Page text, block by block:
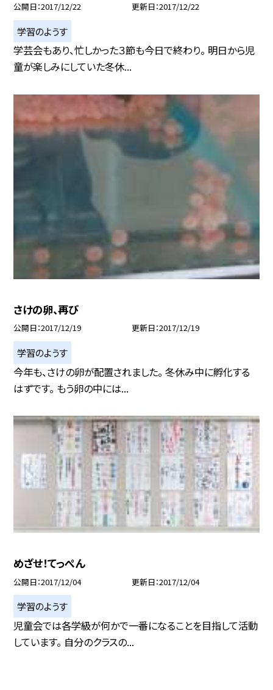
公開日 2017/12/22 更新日 2017/12/22
学習のようす
学芸会もあり、忙しかった３節も今日で終わり。 明日から児
童が楽しみにしていた冬休...
さけの卵、再び
公開日 2017/12/19 更新日 2017/12/19
学習のようす
今年も、さけの卵が配置されました。 冬休み中に孵化する
はずです。 もう卵の中には...
めざせ！てっぺん
公開日 2017/12/04 更新日 2017/12/04
学習のようす
児童会では各学級が何かで一番になることを目指して活動
しています。 自分のクラスの...